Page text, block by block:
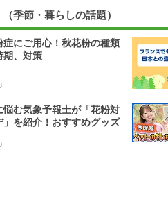
（季節・暮らしの話題）
症にご用心！秋花粉の種類
期、対策
悩む気象予報士が「花粉対
」を紹介！おすすめグッズ